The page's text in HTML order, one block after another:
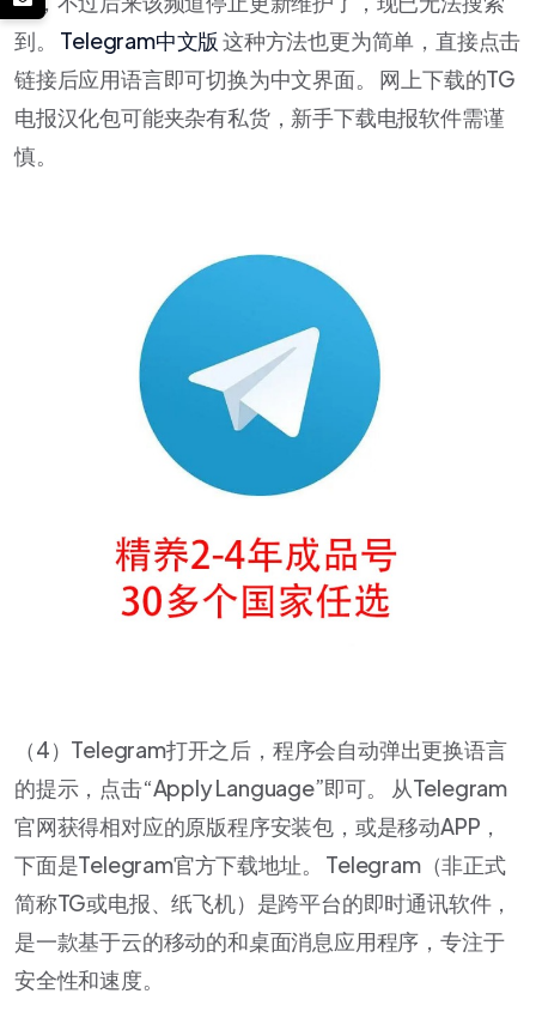
到。 Telegram中文版 这种方法也更为简单，直接点击
链接后应用语言即可切换为中文界面。 网上下载的TG
电报汉化包可能夹杂有私货，新手下载电报软件需谨
慎。
（4）Telegram打开之后，程序会自动弹出更换语言
的提示，点击“Apply Language”即可。 从Telegram
官网获得相对应的原版程序安装包，或是移动APP，
下面是Telegram官方下载地址。 Telegram（非正式
简称TG或电报、纸飞机）是跨平台的即时通讯软件，
是一款基于云的移动的和桌面消息应用程序，专注于
安全性和速度。